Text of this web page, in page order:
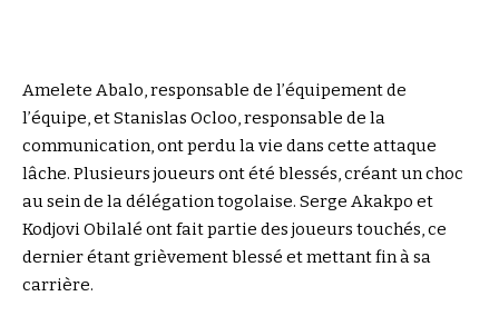
Amelete Abalo, responsable de l’équipement de
l’équipe, et Stanislas Ocloo, responsable de la
communication, ont perdu la vie dans cette attaque
lâche. Plusieurs joueurs ont été blessés, créant un choc
au sein de la délégation togolaise. Serge Akakpo et
Kodjovi Obilalé ont fait partie des joueurs touchés, ce
dernier étant grièvement blessé et mettant fin à sa
carrière.